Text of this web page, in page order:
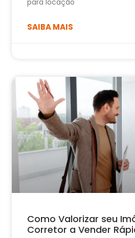
para locação
SAIBA MAIS
Como Valorizar seu
Corretor a Vender